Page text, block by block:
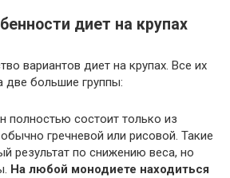
диет на крупах
вариантов диет на крупах. Все их
две большие группы:
полностью состоит только из
гречневой или рисовой. Такие
результат по снижению веса, но
На любой монодиете находиться